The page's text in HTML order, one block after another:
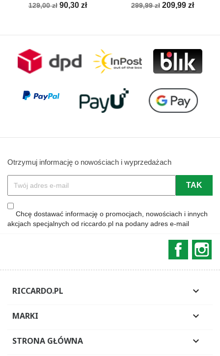
Cena
129,00 zł Cena
90,30 zł
Cena
299,99 zł Cena
209,99 zł
Otrzymuj informację o nowościach i wyprzedażach
Chcę dostawać informację o promocjach, nowościach i innych
akcjach specjalnych od riccardo.pl na podany adres e-mail
RICCARDO.PL 
MARKI 
STRONA GŁÓWNA 